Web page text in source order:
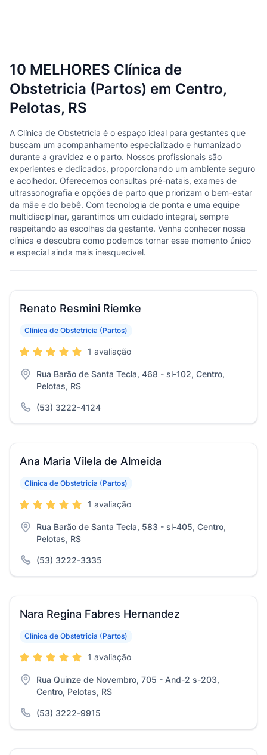
10 MELHORES Clínica de
Obstetricia (Partos) em Centro,
Pelotas, RS
A Clínica de Obstetrícia é o espaço ideal para gestantes que
buscam um acompanhamento especializado e humanizado
durante a gravidez e o parto. Nossos profissionais são
experientes e dedicados, proporcionando um ambiente seguro
e acolhedor. Oferecemos consultas pré-natais, exames de
ultrassonografia e opções de parto que priorizam o bem-estar
da mãe e do bebê. Com tecnologia de ponta e uma equipe
multidisciplinar, garantimos um cuidado integral, sempre
respeitando as escolhas da gestante. Venha conhecer nossa
clínica e descubra como podemos tornar esse momento único
e especial ainda mais inesquecível.
Renato Resmini Riemke
Clínica de Obstetricia (Partos)
1 avaliação
Rua Barão de Santa Tecla, 468 - sl-102, Centro,
Pelotas, RS
(53) 3222-4124
Ana Maria Vilela de Almeida
Clínica de Obstetricia (Partos)
1 avaliação
Rua Barão de Santa Tecla, 583 - sl-405, Centro,
Pelotas, RS
(53) 3222-3335
Nara Regina Fabres Hernandez
Clínica de Obstetricia (Partos)
1 avaliação
Rua Quinze de Novembro, 705 - And-2 s-203,
Centro, Pelotas, RS
(53) 3222-9915